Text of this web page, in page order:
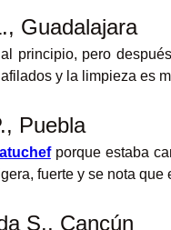
Guadalajara
principio, pero
y la limpieza es
Puebla
porque estaba
fuerte y se nota que
S., Cancún